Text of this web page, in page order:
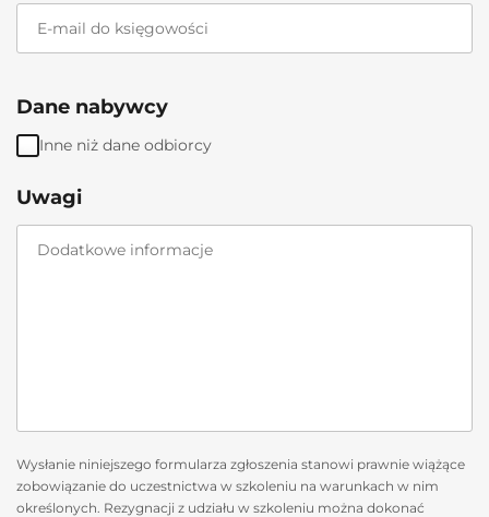
Dane nabywcy
Inne niż dane odbiorcy
Uwagi
Wysłanie niniejszego formularza zgłoszenia stanowi prawnie wiążące
zobowiązanie do uczestnictwa w szkoleniu na warunkach w nim
określonych. Rezygnacji z udziału w szkoleniu można dokonać